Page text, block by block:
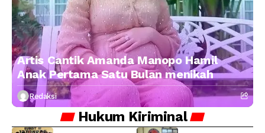
Artis Cantik Amanda Manopo Hamil
Anak Pertama Satu Bulan menikah
Redaksi
Hukum Kiriminal